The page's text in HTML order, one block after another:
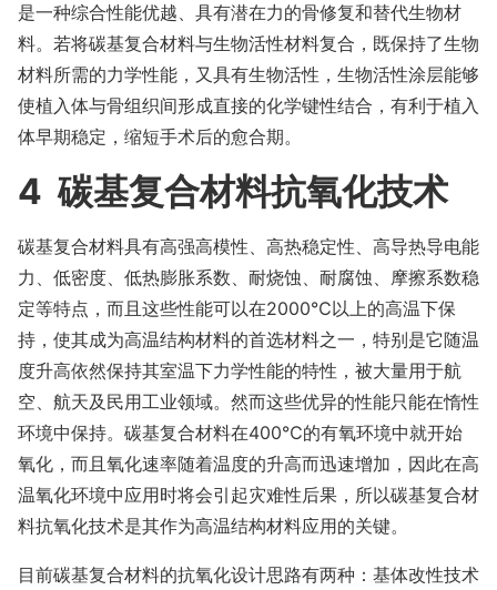
是一种综合性能优越、具有潜在力的骨修复和替代生物材
料。若将碳基复合材料与生物活性材料复合，既保持了生物
材料所需的力学性能，又具有生物活性，生物活性涂层能够
使植入体与骨组织间形成直接的化学键性结合，有利于植入
体早期稳定，缩短手术后的愈合期。
4 碳基复合材料抗氧化技术
碳基复合材料具有高强高模性、高热稳定性、高导热导电能
力、低密度、低热膨胀系数、耐烧蚀、耐腐蚀、摩擦系数稳
定等特点，而且这些性能可以在2000℃以上的高温下保
持，使其成为高温结构材料的首选材料之一，特别是它随温
度升高依然保持其室温下力学性能的特性，被大量用于航
空、航天及民用工业领域。然而这些优异的性能只能在惰性
环境中保持。碳基复合材料在400℃的有氧环境中就开始
氧化，而且氧化速率随着温度的升高而迅速增加，因此在高
温氧化环境中应用时将会引起灾难性后果，所以碳基复合材
料抗氧化技术是其作为高温结构材料应用的关键。
目前碳基复合材料的抗氧化设计思路有两种：基体改性技术